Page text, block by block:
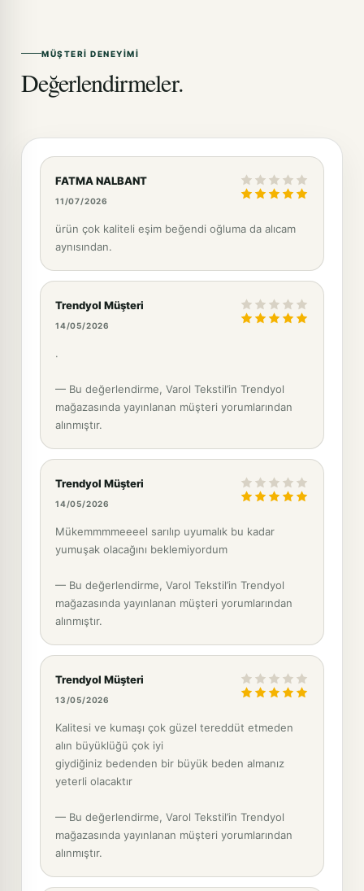
MÜŞTERI DENEYIMI
Değerlendirmeler.
FATMA NALBANT
11/07/2026
ürün çok kaliteli eşim beğendi oğluma da alıcam
aynısından.
Trendyol Müşteri
14/05/2026
.
— Bu değerlendirme, Varol Tekstil’in Trendyol
mağazasında yayınlanan müşteri yorumlarından
alınmıştır.
Trendyol Müşteri
14/05/2026
Mükemmmmeeeel sarılıp uyumalık bu kadar
yumuşak olacağını beklemiyordum
— Bu değerlendirme, Varol Tekstil’in Trendyol
mağazasında yayınlanan müşteri yorumlarından
alınmıştır.
Trendyol Müşteri
13/05/2026
Kalitesi ve kumaşı çok güzel tereddüt etmeden
alın büyüklüğü çok iyi
giydiğiniz bedenden bir büyük beden almanız
yeterli olacaktır
— Bu değerlendirme, Varol Tekstil’in Trendyol
mağazasında yayınlanan müşteri yorumlarından
alınmıştır.